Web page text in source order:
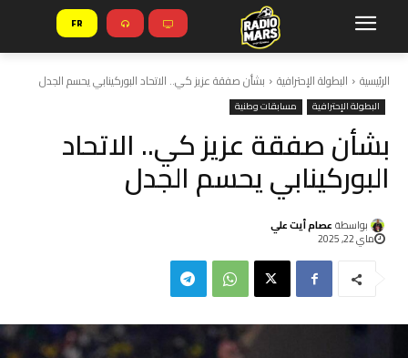
FR
الرئيسية البطولة الإحترافية بشأن صفقة عزيز كي.. الاتحاد البوركينابي يحسم الجدل
البطولة الإحترافية مسابقات وطنية
بشأن صفقة عزيز كي.. الاتحاد
البوركينابي يحسم الجدل
بواسطة عصام أيت علي
ماي 22, 2025